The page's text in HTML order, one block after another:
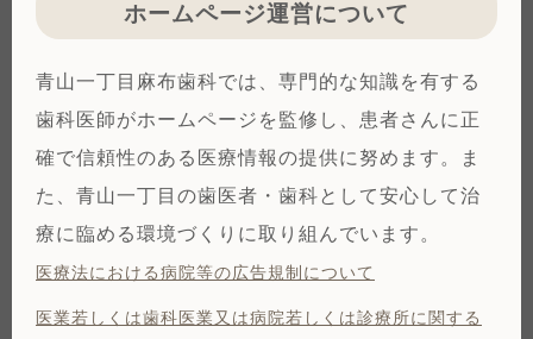
ホームページ運営について
青山一丁目麻布歯科では、専門的な知識を有する
歯科医師がホームページを監修し、患者さんに正
確で信頼性のある医療情報の提供に努めます。ま
た、青山一丁目の歯医者・歯科として安心して治
療に臨める環境づくりに取り組んでいます。
医療法における病院等の広告規制について
医業若しくは⻭科医業⼜は病院若しくは診療所に関する